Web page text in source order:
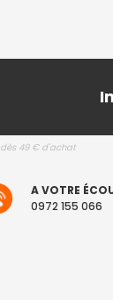
dès 49 € d'achat
A VOTRE
0972 155 066